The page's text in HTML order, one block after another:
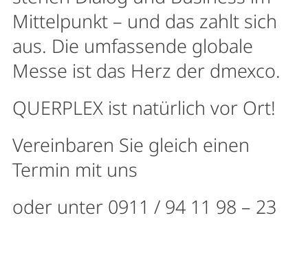
Mittelpunkt – und das zahlt sich
aus. Die umfassende globale
Messe ist das Herz der dmexco.
QUERPLEX ist natürlich vor Ort!
Vereinbaren Sie gleich einen
Termin mit uns
oder unter 0911 / 94 11 98 – 23